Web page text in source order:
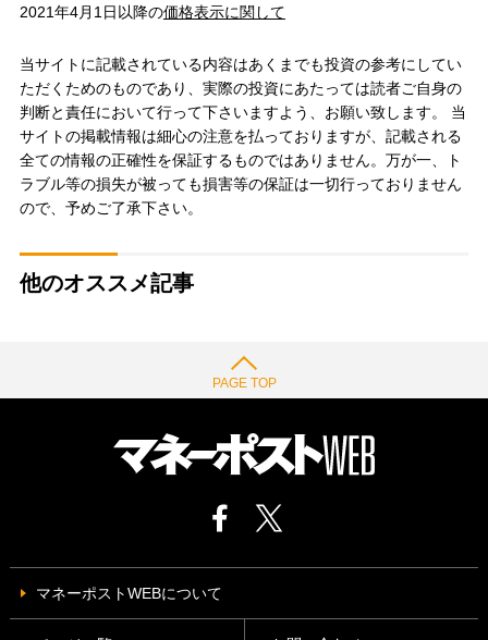
2021年4月1日以降の価格表示に関して
当サイトに記載されている内容はあくまでも投資の参考にしてい
ただくためのものであり、実際の投資にあたっては読者ご自身の
判断と責任において行って下さいますよう、お願い致します。 当
サイトの掲載情報は細心の注意を払っておりますが、記載される
全ての情報の正確性を保証するものではありません。万が一、ト
ラブル等の損失が被っても損害等の保証は一切行っておりません
ので、予めご了承下さい。
他のオススメ記事
PAGE TOP
マネーポストWEBについて